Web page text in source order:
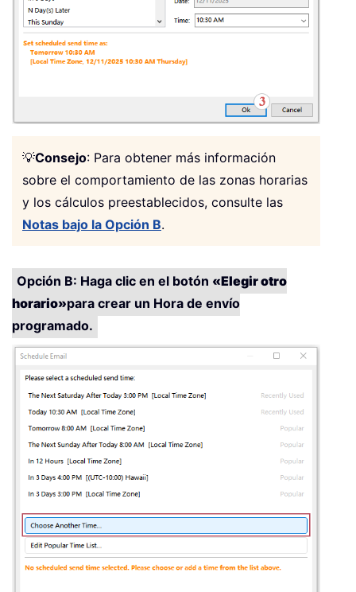
💡Consejo: Para obtener más información
sobre el comportamiento de las zonas horarias
y los cálculos preestablecidos, consulte las
Notas bajo la Opción B.
Opción B: Haga clic en el botón «Elegir otro
horario»para crear un Hora de envío
programado.